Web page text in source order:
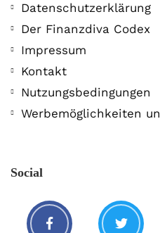
Datenschutzerklärung
Der Finanzdiva Codex
Impressum
Kontakt
Nutzungsbedingungen
Werbemöglichkeiten
Social